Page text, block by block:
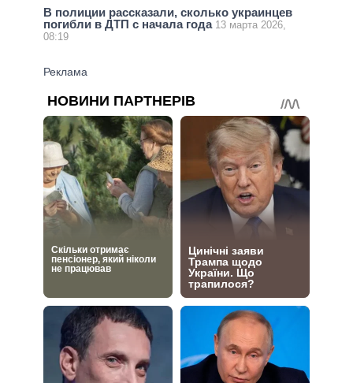
В полиции рассказали, сколько украинцев
погибли в ДТП с начала года 13 марта 2026,
08:19